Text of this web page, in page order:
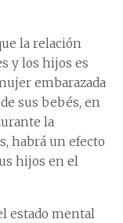
la relación
y los hijos es
embarazada
sus bebés, en
la
habrá un efecto
hijos en el
estado mental